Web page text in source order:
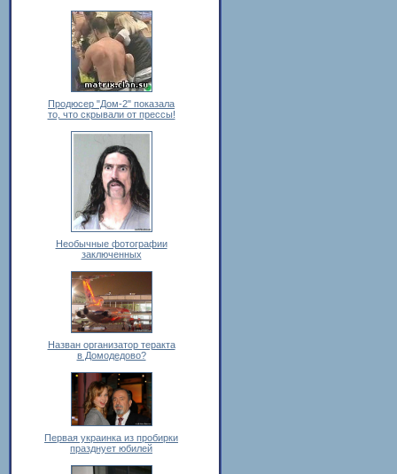
Продюсер "Дом-2" показала
то, что скрывали от прессы!
Необычные фотографии
заключенных
Назван организатор теракта
в Домодедово?
Первая украинка из пробирки
празднует юбилей